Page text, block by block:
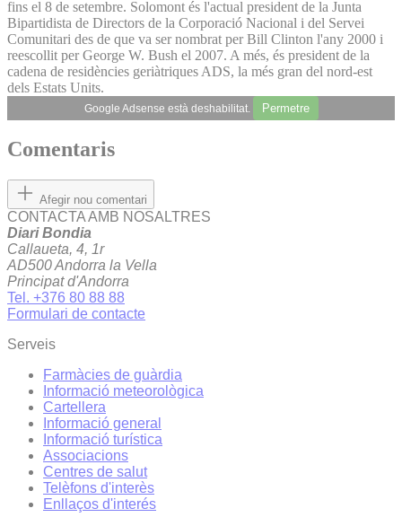
fins el 8 de setembre. Solomont és l'actual president de la Junta
Bipartidista de Directors de la Corporació Nacional i del Servei
Comunitari des de que va ser nombrat per Bill Clinton l'any 2000 i
reescollit per George W. Bush el 2007. A més, és president de la
cadena de residències geriàtriques ADS, la més gran del nord-est
dels Estats Units.
Google Adsense està deshabilitat. Permetre
Comentaris
Afegir nou comentari
CONTACTA AMB NOSALTRES
Diari Bondia
Callaueta, 4, 1r
AD500 Andorra la Vella
Principat d'Andorra
Tel. +376 80 88 88
Formulari de contacte
Serveis
Farmàcies de guàrdia
Informació meteorològica
Cartellera
Informació general
Informació turística
Associacions
Centres de salut
Telèfons d'interès
Enllaços d'interés